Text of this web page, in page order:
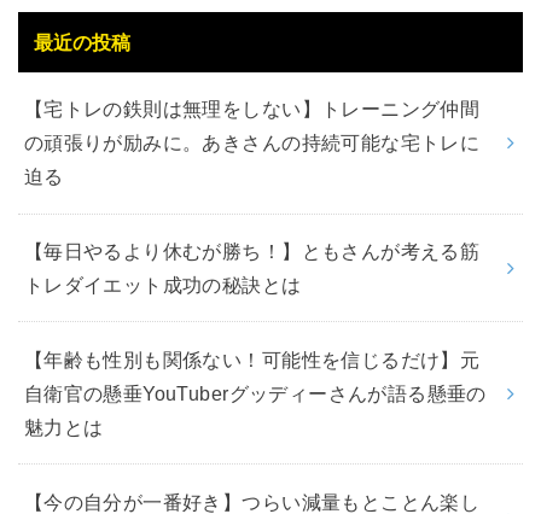
最近の投稿
【宅トレの鉄則は無理をしない】トレーニング仲間
の頑張りが励みに。あきさんの持続可能な宅トレに
迫る
【毎日やるより休むが勝ち！】ともさんが考える筋
トレダイエット成功の秘訣とは
【年齢も性別も関係ない！可能性を信じるだけ】元
自衛官の懸垂YouTuberグッディーさんが語る懸垂の
魅力とは
【今の自分が一番好き】つらい減量もとことん楽し